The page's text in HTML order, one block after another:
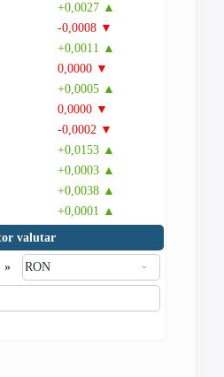
+0,0027 ▲
-0,0008 ▼
+0,0011 ▲
0,0000 ▼
+0,0005 ▲
0,0000 ▼
-0,0002 ▼
+0,0153 ▲
+0,0003 ▲
+0,0038 ▲
+0,0001 ▲
valutar
»